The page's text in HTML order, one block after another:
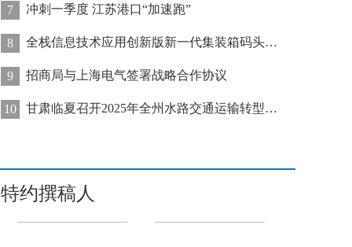
7 冲刺一季度 江苏港口“加速跑”
8 全栈信息技术应用创新版新一代集装箱码头管控系统在天津港上线运行
9 招商局与上海电气签署战略合作协议
10 甘肃临夏召开2025年全州水路交通运输转型发展推进会
特约撰稿人